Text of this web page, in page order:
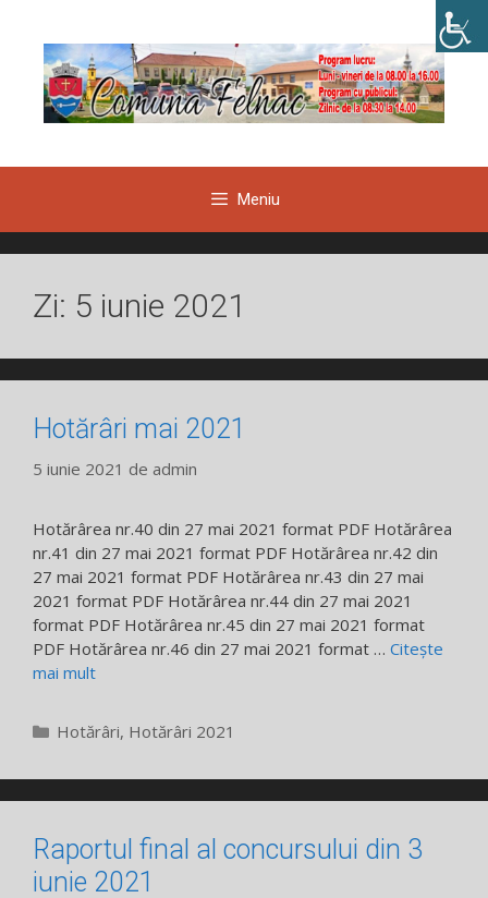
conținut
Meniu
Zi: 5 iunie 2021
Hotărâri mai 2021
5 iunie 2021 de admin
Hotărârea nr.40 din 27 mai 2021 format PDF Hotărârea
nr.41 din 27 mai 2021 format PDF Hotărârea nr.42 din
27 mai 2021 format PDF Hotărârea nr.43 din 27 mai
2021 format PDF Hotărârea nr.44 din 27 mai 2021
format PDF Hotărârea nr.45 din 27 mai 2021 format
PDF Hotărârea nr.46 din 27 mai 2021 format … Citește
mai mult
Categorii
Hotărâri, Hotărâri 2021
Raportul final al concursului din 3
iunie 2021